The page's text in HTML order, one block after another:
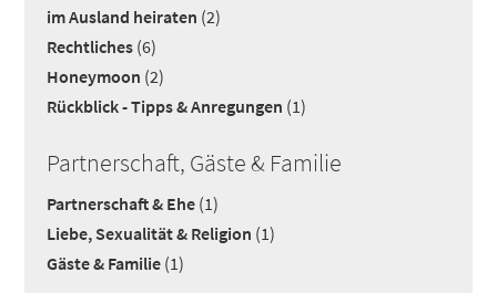
im Ausland heiraten (2)
Rechtliches (6)
Honeymoon (2)
Rückblick - Tipps & Anregungen (1)
Partnerschaft, Gäste & Familie
Partnerschaft & Ehe (1)
Liebe, Sexualität & Religion (1)
Gäste & Familie (1)